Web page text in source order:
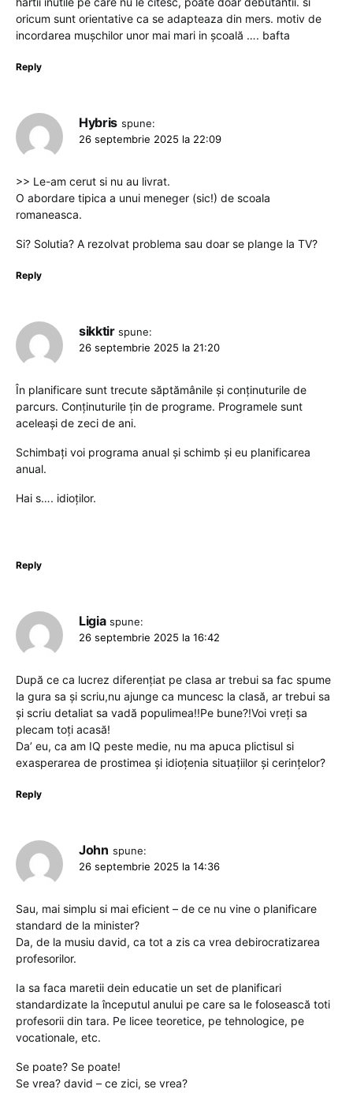
oricum sunt orientative ca se adapteaza din mers. motiv de
incordarea mușchilor unor mai mari in școală …. bafta
Reply
Hybris spune:
26 septembrie 2025 la 22:09
>> Le-am cerut si nu au livrat.
O abordare tipica a unui meneger (sic!) de scoala
romaneasca.
Si? Solutia? A rezolvat problema sau doar se plange la TV?
Reply
sikktir spune:
26 septembrie 2025 la 21:20
În planificare sunt trecute săptămânile și conținuturile de
parcurs. Conținuturile țin de programe. Programele sunt
aceleași de zeci de ani.
Schimbați voi programa anual și schimb și eu planificarea
anual.
Hai s…. idioților.
Reply
Ligia spune:
26 septembrie 2025 la 16:42
După ce ca lucrez diferențiat pe clasa ar trebui sa fac spume
la gura sa și scriu,nu ajunge ca muncesc la clasă, ar trebui sa
și scriu detaliat sa vadă populimea!!Pe bune?!Voi vreți sa
plecam toți acasă!
Da’ eu, ca am IQ peste medie, nu ma apuca plictisul si
exasperarea de prostimea și idioțenia situațiilor și cerințelor?
Reply
John spune:
26 septembrie 2025 la 14:36
Sau, mai simplu si mai eficient – de ce nu vine o planificare
standard de la minister?
Da, de la musiu david, ca tot a zis ca vrea debirocratizarea
profesorilor.
Ia sa faca maretii dein educatie un set de planificari
standardizate la începutul anului pe care sa le folosească toti
profesorii din tara. Pe licee teoretice, pe tehnologice, pe
vocationale, etc.
Se poate? Se poate!
Se vrea? david – ce zici, se vrea?